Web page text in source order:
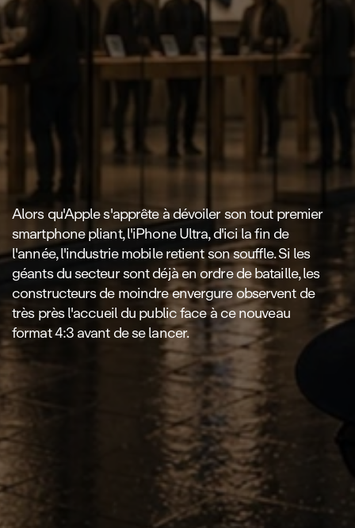
Alors qu'Apple s'apprête à dévoiler son tout premier
smartphone pliant, l'iPhone Ultra, d'ici la fin de
l'année, l'industrie mobile retient son souffle. Si les
géants du secteur sont déjà en ordre de bataille, les
constructeurs de moindre envergure observent de
très près l'accueil du public face à ce nouveau
format 4:3 avant de se lancer.